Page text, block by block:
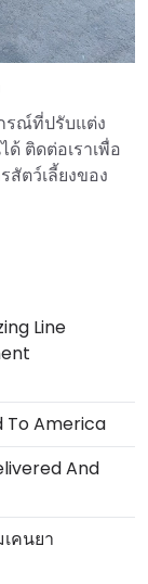
รณ์ที่ปรับแต่ง
ติดต่อเราเพื่อ
ตว์เลี้ยงของ
Line
To America
And
คนยา